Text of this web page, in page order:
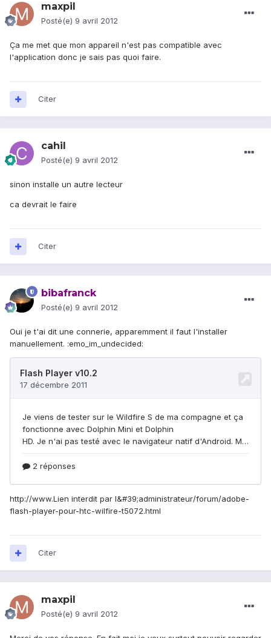
maxpil
Posté(e) 9 avril 2012
Ça me met que mon appareil n'est pas compatible avec
l'application donc je sais pas quoi faire.
Citer
cahil
Posté(e) 9 avril 2012
sinon installe un autre lecteur
ca devrait le faire
Citer
bibafranck
Posté(e) 9 avril 2012
Oui je t'ai dit une connerie, apparemment il faut l'installer
manuellement. :emo_im_undecided:
http://www.Lien interdit par l&#39;administrateur/forum/adobe-
flash-player-pour-htc-wilfire-t5072.html
Citer
maxpil
Posté(e) 9 avril 2012